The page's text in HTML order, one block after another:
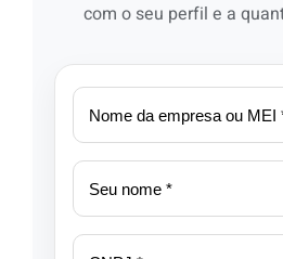
com o seu perfil e a